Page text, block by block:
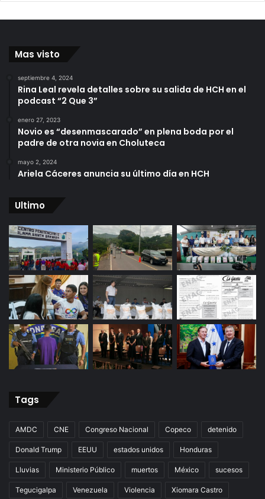
Mas visto
septiembre 4, 2024
Rina Leal revela detalles sobre su salida de HCH en el
podcast “2 Que 3”
enero 27, 2023
Novio es “desenmascarado” en plena boda por el
padre de otra novia en Choluteca
mayo 2, 2024
Ariela Cáceres anuncia su último día en HCH
Ultimo
Tags
AMDC CNE Congreso Nacional Copeco detenido
Donald Trump EEUU estados unidos Honduras
Lluvias Ministerio Público muertos México sucesos
Tegucigalpa Venezuela Violencia Xiomara Castro